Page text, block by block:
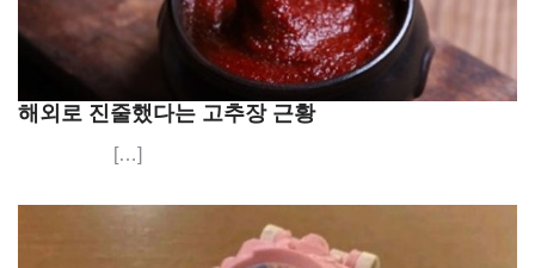
해외로 진줄했다는 고추장 근황
[…]